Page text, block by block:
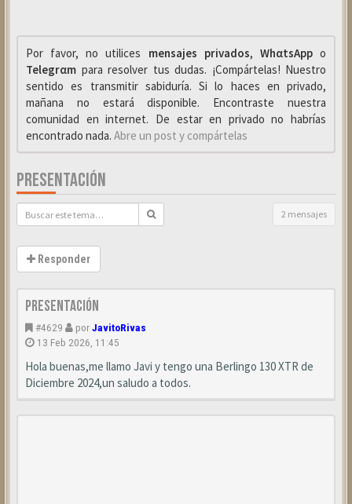
Por favor, no utilices mensajes privados, WhαtsAppo
Telegrαm para resolver tus dudas. ¡Compártelas! Nuestro
sentido es transmitir sabiduría. Si lo haces en privado,
mañana no estará disponible. Encontraste nuestra
comunidad en internet. De estar en privado no habrías
encontrado nada. Abre un post y compártelas
PRESENTACIÓN
2 mensajes
Responder
Presentación
#4629 porJavitoRivas
13 Feb 2026, 11:45
Hola buenas,me llamo Javi y tengo una Berlingo 130 XTR de
Diciembre 2024,un saludo a todos.